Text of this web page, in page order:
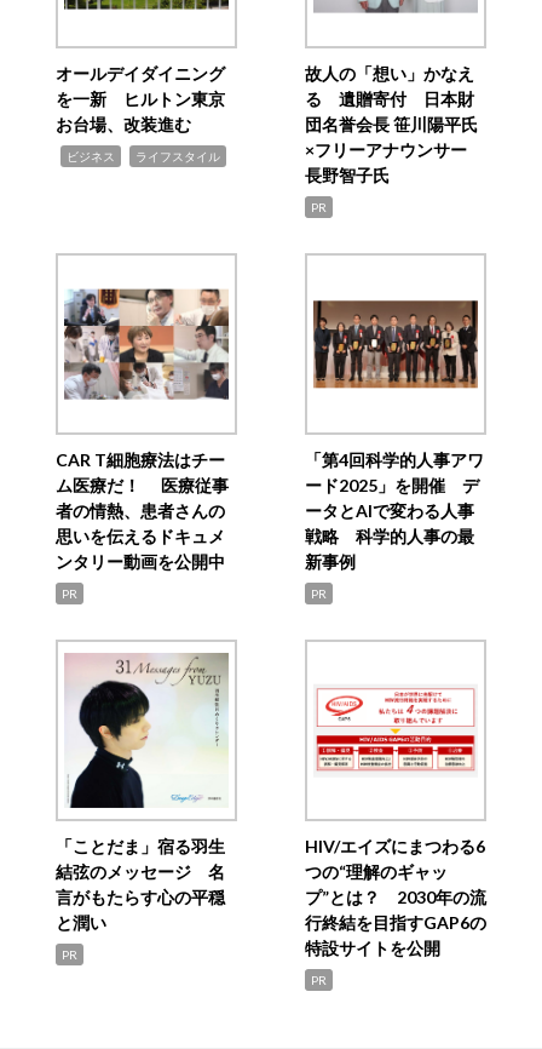
オールデイダイニング
を一新 ヒルトン東京
お台場、改装進む
ビジネス ライフスタイル
故人の「想い」かなえ
る 遺贈寄付 日本財
団名誉会長 笹川陽平氏
×フリーアナウンサー
長野智子氏
PR
CAR T細胞療法はチー
ム医療だ！ 医療従事
者の情熱、患者さんの
思いを伝えるドキュメ
ンタリー動画を公開中
PR
「第4回科学的人事アワ
ード2025」を開催 デ
ータとAIで変わる人事
戦略 科学的人事の最
新事例
PR
「ことだま」宿る羽生
結弦のメッセージ 名
言がもたらす心の平穏
と潤い
PR
HIV/エイズにまつわる6
つの“理解のギャッ
プ”とは？ 2030年の流
行終結を目指すGAP6の
特設サイトを公開
PR